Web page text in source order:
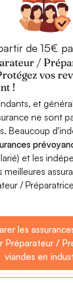
de 15€
/
vos
!
et
ne sont
Beaucoup
et les
meilleures
/
les
Préparateur /
viandes en